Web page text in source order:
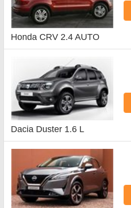
Honda CRV 2.4 AUTO
Dacia Duster 1.6 L